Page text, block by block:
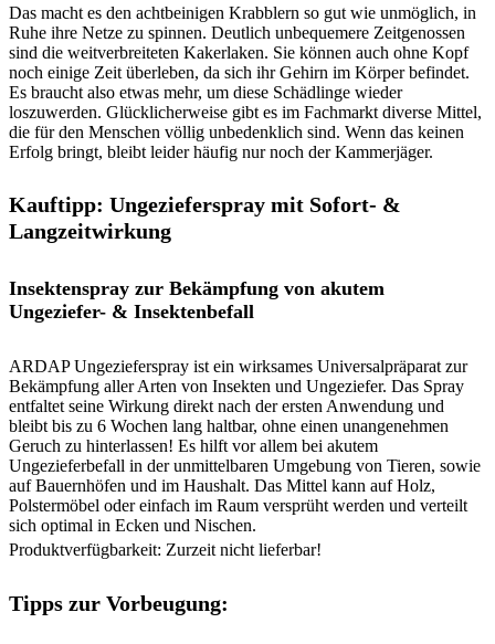
Das macht es den achtbeinigen Krabblern so gut wie unmöglich, in
Ruhe ihre Netze zu spinnen. Deutlich unbequemere Zeitgenossen
sind die weitverbreiteten Kakerlaken. Sie können auch ohne Kopf
noch einige Zeit überleben, da sich ihr Gehirn im Körper befindet.
Es braucht also etwas mehr, um diese Schädlinge wieder
loszuwerden. Glücklicherweise gibt es im Fachmarkt diverse Mittel,
die für den Menschen völlig unbedenklich sind. Wenn das keinen
Erfolg bringt, bleibt leider häufig nur noch der Kammerjäger.
Kauftipp: Ungezieferspray mit Sofort- &
Langzeitwirkung
Insektenspray zur Bekämpfung von akutem
Ungeziefer- & Insektenbefall
ARDAP Ungezieferspray ist ein wirksames Universalpräparat zur
Bekämpfung aller Arten von Insekten und Ungeziefer. Das Spray
entfaltet seine Wirkung direkt nach der ersten Anwendung und
bleibt bis zu 6 Wochen lang haltbar, ohne einen unangenehmen
Geruch zu hinterlassen! Es hilft vor allem bei akutem
Ungezieferbefall in der unmittelbaren Umgebung von Tieren, sowie
auf Bauernhöfen und im Haushalt. Das Mittel kann auf Holz,
Polstermöbel oder einfach im Raum versprüht werden und verteilt
sich optimal in Ecken und Nischen.
Produktverfügbarkeit: Zurzeit nicht lieferbar!
Tipps zur Vorbeugung: